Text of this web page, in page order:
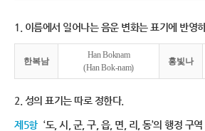
1. 이름에서 일어나는 음운 변화는 표기에 반영
한복남
Han Boknam
(Han Bok-nam)
홍빛나
2. 성의 표기는 따로 정한다.
제5항 ‘도, 시, 군, 구, 읍, 면, 리, 동’의 행정 구역